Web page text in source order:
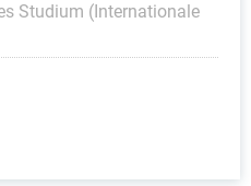
Studium (Internationale